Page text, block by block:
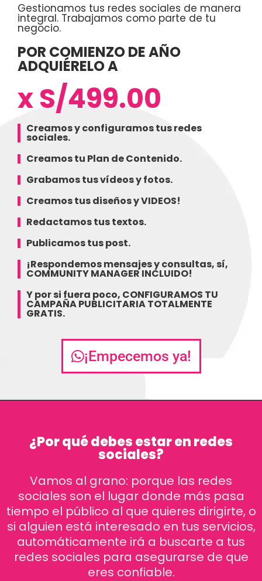
Gestionamos tus redes sociales de manera
integral. Trabajamos como parte de tu
negocio.
POR COMIENZO DE AÑO
ADQUIÉRELO A
x S/499.00
Creamos y configuramos tus redes
sociales.
Creamos tu Plan de Contenido.
Grabamos tus vídeos y fotos.
Creamos tus diseños y VIDEOS!
Redactamos tus textos.
Publicamos tus post.
¡Respondemos mensajes y consultas, sí,
COMMUNITY MANAGER INCLUIDO!
Y por si fuera poco, CONFIGURAMOS TU
CAMPAÑA PUBLICITARIA TOTALMENTE
GRATIS.
¡Empecemos ya!
¿Por qué debes estar en redes
sociales?
Vamos al grano: porque las redes
sociales son el lugar donde más pasa
tiempo el público al que quieres dirigirte, o
si alguien está interesado en tus servicios,
automáticamente irá a buscarte a tus
redes sociales para asegurarse de que
eres confiable.